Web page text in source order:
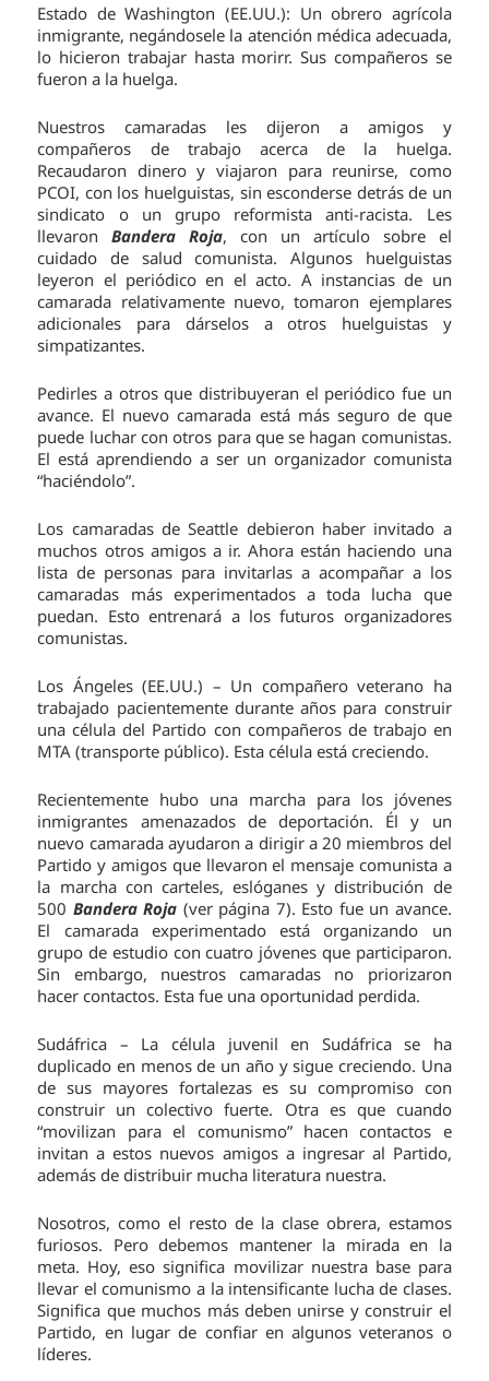
Estado de Washington (EE.UU.): Un obrero agrícola
inmigrante, negándosele la atención médica adecuada,
lo hicieron trabajar hasta morirr. Sus compañeros se
fueron a la huelga.
Nuestros camaradas les dijeron a amigos y
compañeros de trabajo acerca de la huelga.
Recaudaron dinero y viajaron para reunirse, como
PCOI, con los huelguistas, sin esconderse detrás de un
sindicato o un grupo reformista anti-racista. Les
llevaronBandera Roja, con un artículo sobre el
cuidado de salud comunista. Algunos huelguistas
leyeron el periódico en el acto. A instancias de un
camarada relativamente nuevo, tomaron ejemplares
adicionales para dárselos a otros huelguistas y
simpatizantes.
Pedirles a otros que distribuyeran el periódico fue un
avance. El nuevo camarada está más seguro de que
puede luchar con otros para que se hagan comunistas.
El está aprendiendo a ser un organizador comunista
“haciéndolo”.
Los camaradas de Seattle debieron haber invitado a
muchos otros amigos a ir. Ahora están haciendo una
lista de personas para invitarlas a acompañar a los
camaradas más experimentados a toda lucha que
puedan. Esto entrenará a los futuros organizadores
comunistas.
Los Ángeles (EE.UU.) – Un compañero veterano ha
trabajado pacientemente durante años para construir
una célula del Partido con compañeros de trabajo en
MTA (transporte público). Esta célula está creciendo.
Recientemente hubo una marcha para los jóvenes
inmigrantes amenazados de deportación. Él y un
nuevo camarada ayudaron a dirigir a 20 miembros del
Partido y amigos que llevaron el mensaje comunista a
la marcha con carteles, eslóganes y distribución de
500 Bandera Roja (ver página 7). Esto fue un avance.
El camarada experimentado está organizando un
grupo de estudio con cuatro jóvenes que participaron.
Sin embargo, nuestros camaradas no priorizaron
hacer contactos. Esta fue una oportunidad perdida.
Sudáfrica – La célula juvenil en Sudáfrica se ha
duplicado en menos de un año y sigue creciendo. Una
de sus mayores fortalezas es su compromiso con
construir un colectivo fuerte. Otra es que cuando
“movilizan para el comunismo” hacen contactos e
invitan a estos nuevos amigos a ingresar al Partido,
además de distribuir mucha literatura nuestra.
Nosotros, como el resto de la clase obrera, estamos
furiosos. Pero debemos mantener la mirada en la
meta. Hoy, eso significa movilizar nuestra base para
llevar el comunismo a la intensificante lucha de clases.
Significa que muchos más deben unirse y construir el
Partido, en lugar de confiar en algunos veteranos o
líderes.